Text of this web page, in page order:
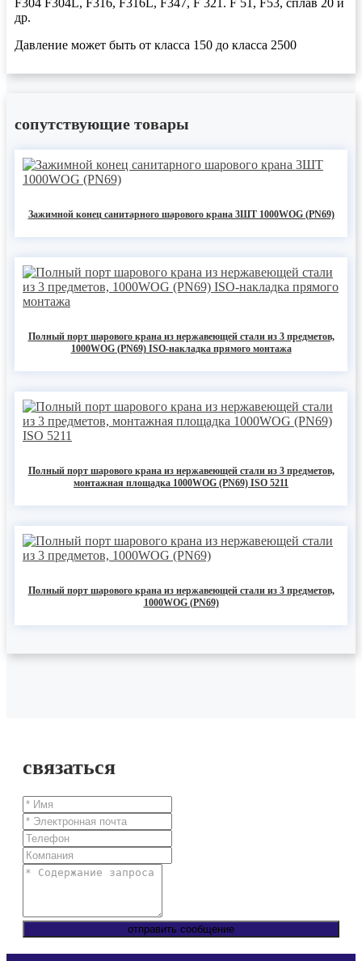
F304 F304L, F316, F316L, F347, F 321. F 51, F53, сплав 20 и
др.
Давление может быть от класса 150 до класса 2500
сопутствующие товары
Зажимной конец санитарного шарового крана 3ШТ 1000WOG (PN69)
Полный порт шарового крана из нержавеющей стали из 3 предметов,
1000WOG (PN69) ISO-накладка прямого монтажа
Полный порт шарового крана из нержавеющей стали из 3 предметов,
монтажная площадка 1000WOG (PN69) ISO 5211
Полный порт шарового крана из нержавеющей стали из 3 предметов,
1000WOG (PN69)
связаться
отправить сообщение